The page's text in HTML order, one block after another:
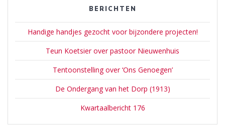
BERICHTEN
Handige handjes gezocht voor bijzondere projecten!
Teun Koetsier over pastoor Nieuwenhuis
Tentoonstelling over ‘Ons Genoegen’
De Ondergang van het Dorp (1913)
Kwartaalbericht 176